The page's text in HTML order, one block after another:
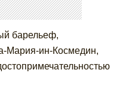
барельеф,
Мария-ин-Космедин,